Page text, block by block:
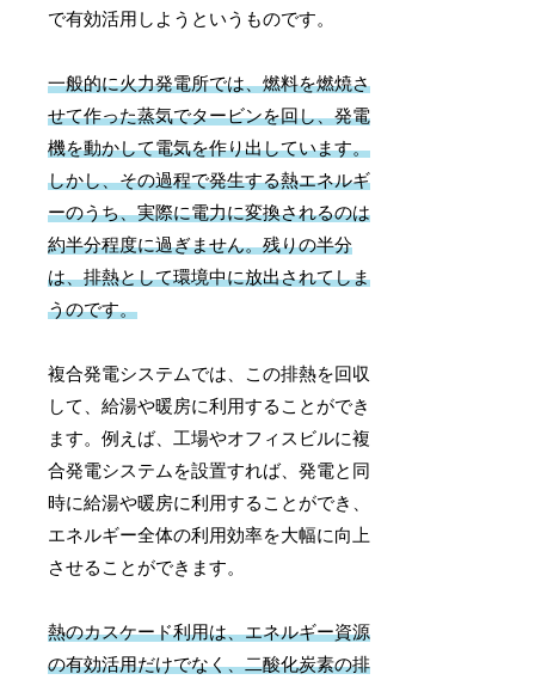
で有効活用しようというものです。
一般的に火力発電所では、燃料を燃焼さ
せて作った蒸気でタービンを回し、発電
機を動かして電気を作り出しています。
しかし、その過程で発生する熱エネルギ
ーのうち、実際に電力に変換されるのは
約半分程度に過ぎません。残りの半分
は、排熱として環境中に放出されてしま
うのです。
複合発電システムでは、この排熱を回収
して、給湯や暖房に利用することができ
ます。例えば、工場やオフィスビルに複
合発電システムを設置すれば、発電と同
時に給湯や暖房に利用することができ、
エネルギー全体の利用効率を大幅に向上
させることができます。
熱のカスケード利用は、エネルギー資源
の有効活用だけでなく、二酸化炭素の排